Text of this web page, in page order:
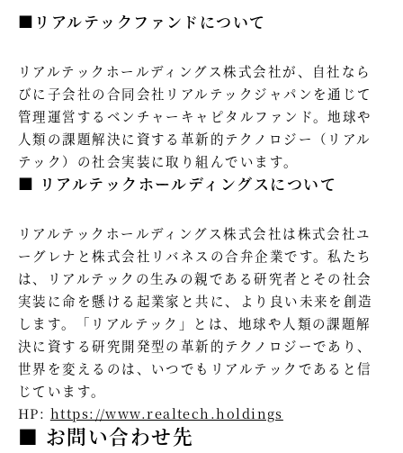
■リアルテックファンドについて
リアルテックホールディングス株式会社が、自社なら
びに子会社の合同会社リアルテックジャパンを通じて
管理運営するベンチャーキャピタルファンド。地球や
人類の課題解決に資する革新的テクノロジー（リアル
テック）の社会実装に取り組んでいます。
■ リアルテックホールディングスについて
リアルテックホールディングス株式会社は株式会社ユ
ーグレナと株式会社リバネスの合弁企業です。私たち
は、リアルテックの生みの親である研究者とその社会
実装に命を懸ける起業家と共に、より良い未来を創造
します。「リアルテック」とは、地球や人類の課題解
決に資する研究開発型の革新的テクノロジーであり、
世界を変えるのは、いつでもリアルテックであると信
じています。
HP: https://www.realtech.holdings
■ お問い合わせ先